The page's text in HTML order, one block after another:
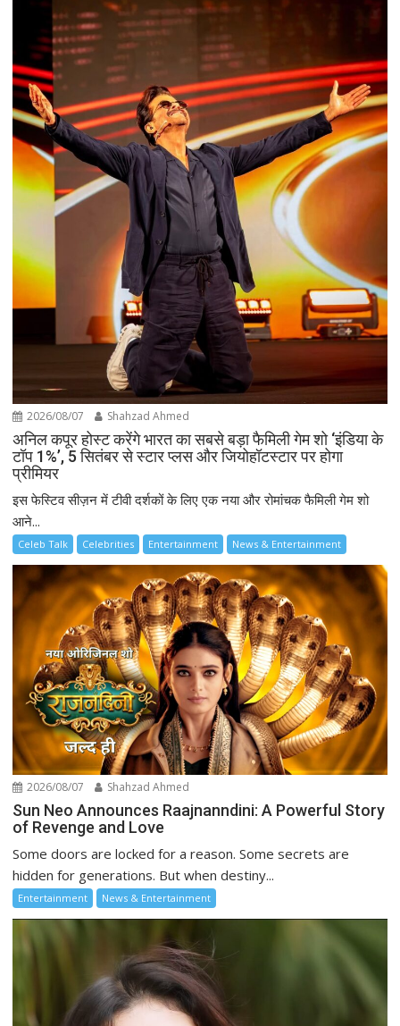
2026/08/07 Shahzad Ahmed
अनिल कपूर होस्ट करेंगे भारत का सबसे बड़ा फैमिली गेम शो ‘इंडिया के
टॉप 1%’, 5 सितंबर से स्टार प्लस और जियोहॉटस्टार पर होगा
प्रीमियर
इस फेस्टिव सीज़न में टीवी दर्शकों के लिए एक नया और रोमांचक फैमिली गेम शो
आने...
Celeb Talk Celebrities Entertainment News & Entertainment
2026/08/07 Shahzad Ahmed
Sun Neo Announces Raajnanndini: A Powerful Story
of Revenge and Love
Some doors are locked for a reason. Some secrets are
hidden for generations. But when destiny...
Entertainment News & Entertainment